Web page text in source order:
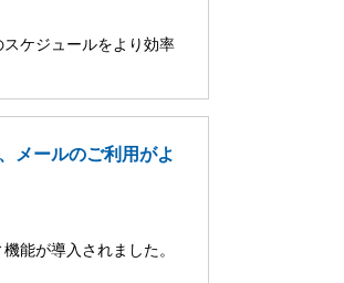
ケジュールをより効率
メールのご利用がよ
能が導入されました。